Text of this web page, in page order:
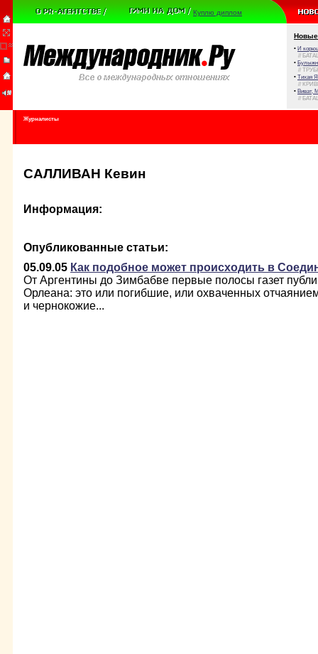
Куплю диплом
Новые
• И
//
•
//
• Тихая
//
• Виват,
//
Журналисты
САЛЛИВАН Кевин
Информация:
Опубликованные статьи:
05.09.05 Как подобное может происходить в
От Аргентины до Зимбабве первые полосы газет
Орлеана: это или погибшие, или охваченных
и чернокожие...